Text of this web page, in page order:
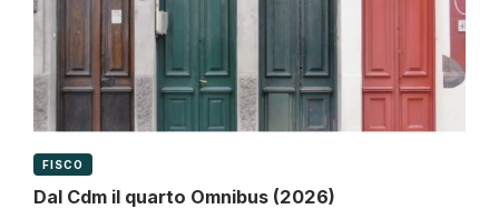
FISCO
Dal Cdm il quarto Omnibus (2026)